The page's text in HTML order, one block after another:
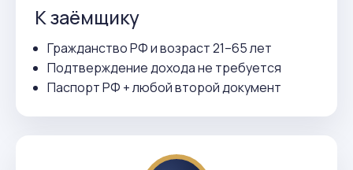
К заёмщику
Гражданство РФ и возраст 21–65 лет
Подтверждение дохода не требуется
Паспорт РФ + любой второй документ